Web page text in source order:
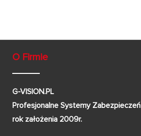
O Firmie
G-VISION.PL
Profesjonalne Systemy Zabezpieczeń
rok założenia 2009r.